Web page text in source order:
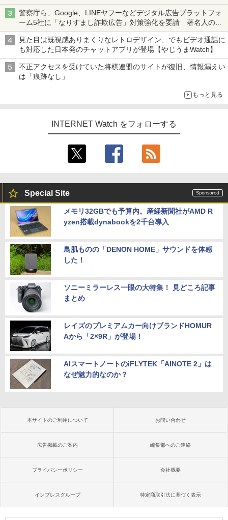
も、持ち替えずに書き込める
警察庁ら、Google、LINEヤフーなどデジタル広告プラットフォ
ーム5社に「なりすまし詐欺広告」対策強化を要請 著名人の写
真や映像を使った投資詐欺などへの対策として
見た目は既視感ありまくりなレトロデザイン、でもビデオ通話に
も対応した日本発のチャットアプリが登場【やじうまWatch】
不正アクセスを受けていた将棋連盟のサイトが復旧、情報漏えい
は「痕跡なし」
もっと見る
INTERNET Watch をフォローする
Special Site
メモリ32GBでも予算内。産経新聞社がAMD R
yzen搭載dynabookを2千台導入
鳥肌ものの「DENON HOME」サウンドを体感
した！
ソニーミラーレス一眼の大特集！ 見どころ記事
まとめ
レイズのプレミアムカー向けブランドHOMUR
Aから「2×9R」が登場！
AIスマートノートのiFLYTEK「AINOTE 2」は
なぜ魅力的なのか？
本サイトのご利用について お問い合わせ
広告掲載のご案内 編集部へのご連絡
プライバシーポリシー 会社概要
インプレスグループ 特定商取引法に基づく表示